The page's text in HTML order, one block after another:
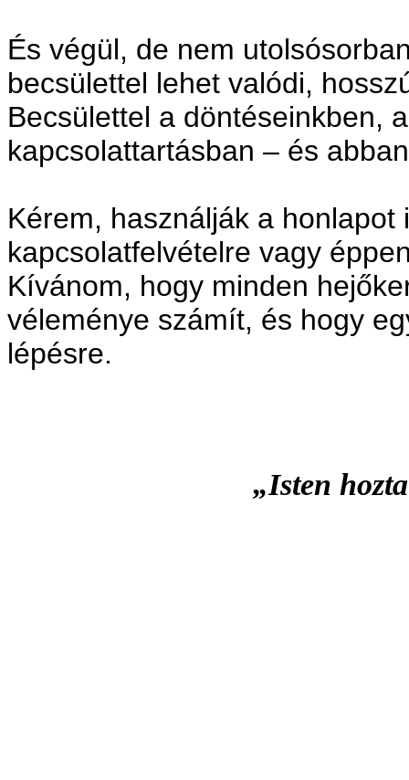
És végül, de nem
becsülettel lehet valódi,
Becsülettel a döntéseinkben,
kapcsolattartásban – és
Kérem, használják a
kapcsolatfelvételre vagy
Kívánom, hogy minden
véleménye számít, és hogy
lépésre.
„Isten